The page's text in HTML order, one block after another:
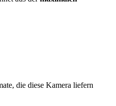
die diese Kamera liefern